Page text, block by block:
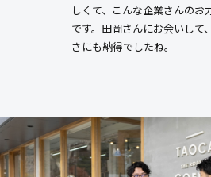
しくて、こんな企業さんの
です。田岡さんにお会いして
さにも納得でしたね。